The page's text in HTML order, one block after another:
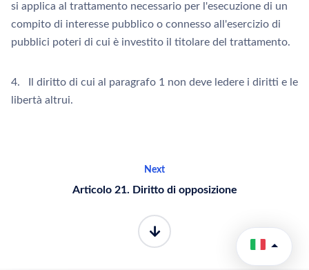
si applica al trattamento necessario per l'esecuzione di un
compito di interesse pubblico o connesso all'esercizio di
pubblici poteri di cui è investito il titolare del trattamento.
4. Il diritto di cui al paragrafo 1 non deve ledere i diritti e le
libertà altrui.
Next
Articolo 21. Diritto di opposizione